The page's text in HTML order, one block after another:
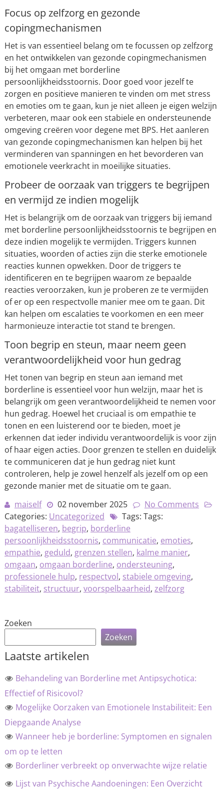
Focus op zelfzorg en gezonde
copingmechanismen
Het is van essentieel belang om te focussen op zelfzorg
en het ontwikkelen van gezonde copingmechanismen
bij het omgaan met borderline
persoonlijkheidsstoornis. Door goed voor jezelf te
zorgen en positieve manieren te vinden om met stress
en emoties om te gaan, kun je niet alleen je eigen welzijn
verbeteren, maar ook een stabiele en ondersteunende
omgeving creëren voor degene met BPS. Het aanleren
van gezonde copingmechanismen kan helpen bij het
verminderen van spanningen en het bevorderen van
emotionele veerkracht in moeilijke situaties.
Probeer de oorzaak van triggers te begrijpen
en vermijd ze indien mogelijk
Het is belangrijk om de oorzaak van triggers bij iemand
met borderline persoonlijkheidsstoornis te begrijpen en
deze indien mogelijk te vermijden. Triggers kunnen
situaties, woorden of acties zijn die sterke emotionele
reacties kunnen opwekken. Door de triggers te
identificeren en te begrijpen waarom ze bepaalde
reacties veroorzaken, kun je proberen ze te vermijden
of er op een respectvolle manier mee om te gaan. Dit
kan helpen om escalaties te voorkomen en een meer
harmonieuze interactie tot stand te brengen.
Toon begrip en steun, maar neem geen
verantwoordelijkheid voor hun gedrag
Het tonen van begrip en steun aan iemand met
borderline is essentieel voor hun welzijn, maar het is
belangrijk om geen verantwoordelijkheid te nemen voor
hun gedrag. Hoewel het cruciaal is om empathie te
tonen en een luisterend oor te bieden, moet je
erkennen dat ieder individu verantwoordelijk is voor zijn
of haar eigen acties. Door grenzen te stellen en duidelijk
te communiceren dat je hun gedrag niet kunt
controleren, help je zowel henzelf als jezelf om op een
gezonde manier met de situatie om te gaan.
maiself
02 november 2025
No Comments
Categories: Uncategorized
Tags: Tags:
bagatelliseren, begrip, borderline
persoonlijkheidsstoornis, communicatie, emoties,
empathie, geduld, grenzen stellen, kalme manier,
omgaan, omgaan borderline, ondersteuning,
professionele hulp, respectvol, stabiele omgeving,
stabiliteit, structuur, voorspelbaarheid, zelfzorg
Zoeken
Zoeken
Laatste artikelen
Behandeling van Borderline met Antipsychotica:
Effectief of Risicovol?
Mogelijke Oorzaken van Emotionele Instabiliteit: Een
Diepgaande Analyse
Wanneer heb je borderline: Symptomen en signalen
om op te letten
Borderliner verbreekt op onverwachte wijze relatie
Lijst van Psychische Aandoeningen: Een Overzicht